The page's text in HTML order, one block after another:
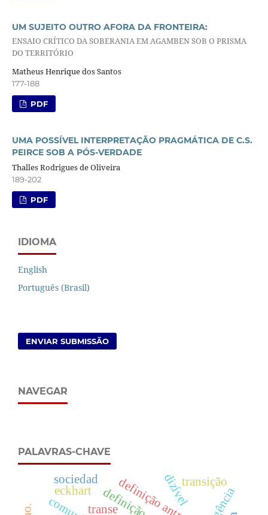
UM SUJEITO OUTRO AFORA DA FRONTEIRA:
ENSAIO CRÍTICO DA SOBERANIA EM AGAMBEN SOB O PRISMA
DO TERRITÓRIO
Matheus Henrique dos Santos
177-188
PDF
UMA POSSÍVEL INTERPRETAÇÃO PRAGMÁTICA DE C.S.
PEIRCE SOB A PÓS-VERDADE
Thalles Rodrigues de Oliveira
189-202
PDF
IDIOMA
English
Português (Brasil)
ENVIAR SUBMISSÃO
NAVEGAR
PALAVRAS-CHAVE
transe agência
eckhart dizíveltransição
sociedad